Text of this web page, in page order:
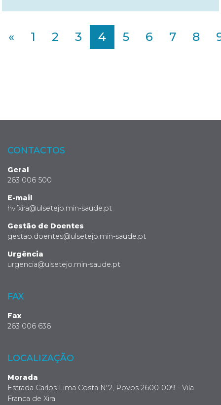
« 1 2 3 4 5 6 7 8
CONTACTOS
Geral
263 006 500
E-mail
hvfxira@ulsetejo.min-saude.pt
Gestão de Doentes
gestao.doentes@ulsetejo.min-saude.pt
Urgência
urgencia@ulsetejo.min-saude.pt
FAX
Fax
263 006 636
LOCALIZAÇÃO
Morada
Estrada Carlos Lima Costa Nº2, Povos 2600-009 - Vila
Franca de Xira